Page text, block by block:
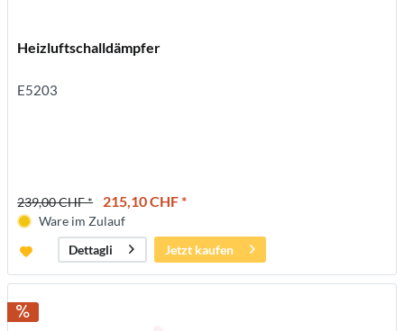
Heizluftschalldämpfer
E5203
239,00 CHF * 215,10 CHF *
Ware im Zulauf
Dettagli
Jetzt kaufen